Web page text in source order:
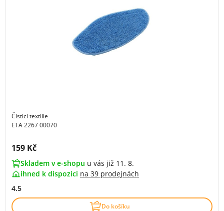
Čisticí textilie
ETA 2267 00070
Cena s DPH:
159 Kč
Skladem v e-shopu u vás již 11. 8.
ihned k dispozici na 39 prodejnách
4.5
Do košíku